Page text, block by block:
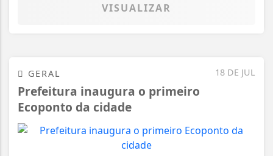
VISUALIZAR
18 DE JUL
GERAL
Prefeitura inaugura o primeiro
Ecoponto da cidade